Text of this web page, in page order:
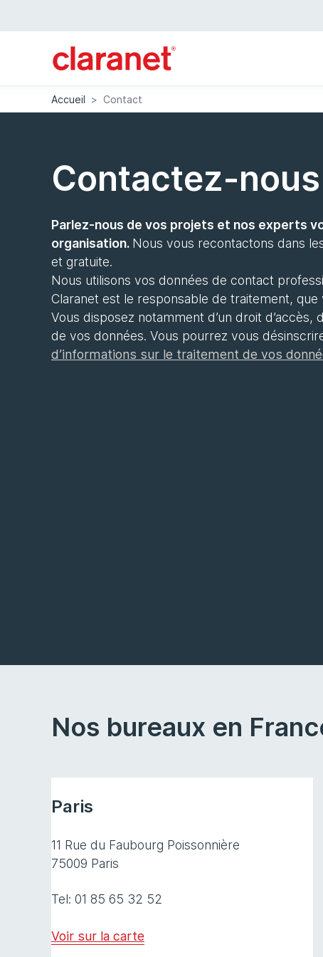
Accueil > Contact
Contactez-nous
Parlez-nous de vos projets et nos experts
organisation. Nous vous recontactons dans
et gratuite.
Nous utilisons vos données de contact
Claranet est le responsable de traitement,
Vous disposez notamment d’un droit
de vos données. Vous pourrez vous
d’informations sur le traitement de vos
Nos bureaux en
Paris
11 Rue du Faubourg Poissonnière
75009 Paris
Tel: 01 85 65 32 52
Voir sur la carte